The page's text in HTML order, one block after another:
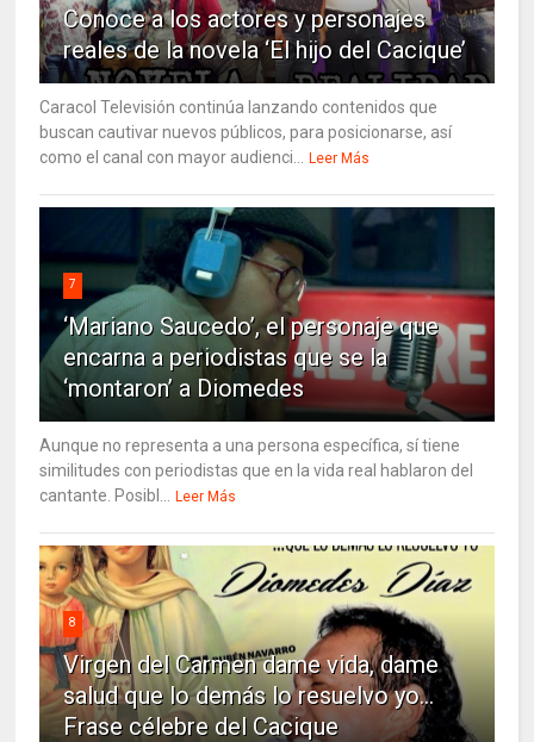
Conoce a los actores y personajes
reales de la novela ‘El hijo del Cacique’
Caracol Televisión continúa lanzando contenidos que
buscan cautivar nuevos públicos, para posicionarse, así
como el canal con mayor audienci...
Leer Más
7
‘Mariano Saucedo’, el personaje que
encarna a periodistas que se la
‘montaron’ a Diomedes
Aunque no representa a una persona específica, sí tiene
similitudes con periodistas que en la vida real hablaron del
cantante. Posibl...
Leer Más
8
Virgen del Carmen dame vida, dame
salud que lo demás lo resuelvo yo…
Frase célebre del Cacique